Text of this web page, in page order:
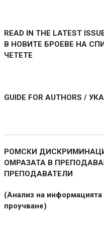
READ IN THE LATEST
В НОВИТЕ БРОЕВЕ НА
ЧЕТЕТЕ
GUIDE FOR AUTHORS /
РОМСКИ
ОМРАЗАТА В
ПРЕПОДАВАТЕЛИ
(Анализ на информацията
проучване)